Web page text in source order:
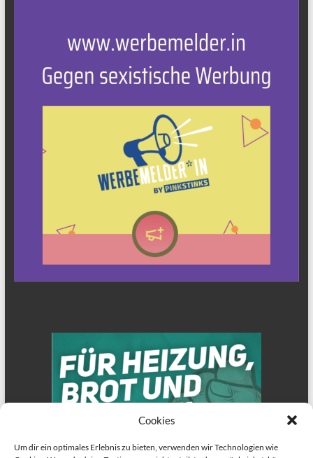
Cookies
Um dir ein optimales Erlebnis zu bieten, verwenden wir Technologien wie